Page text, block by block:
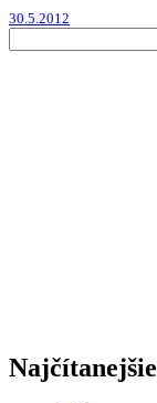
30.5.2012
Najčítanejšie